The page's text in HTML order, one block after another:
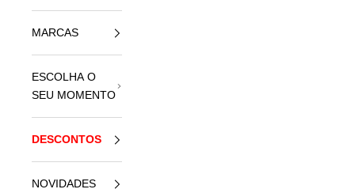
MARCAS
ESCOLHA O
SEU MOMENTO
DESCONTOS
NOVIDADES